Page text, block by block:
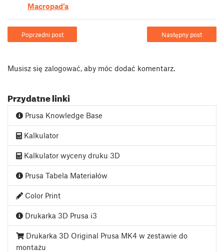
Macropad’a
Poprzedni post Następny post
Musisz się zalogować, aby móc dodać komentarz.
Przydatne linki
Prusa Knowledge Base
Kalkulator
Kalkulator wyceny druku 3D
Prusa Tabela Materiałów
Color Print
Drukarka 3D Prusa i3
Drukarka 3D Original Prusa MK4 w zestawie do
montażu